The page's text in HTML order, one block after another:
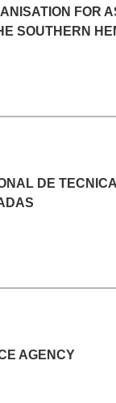
FOR
SOUTHERN
DE
AGENCY